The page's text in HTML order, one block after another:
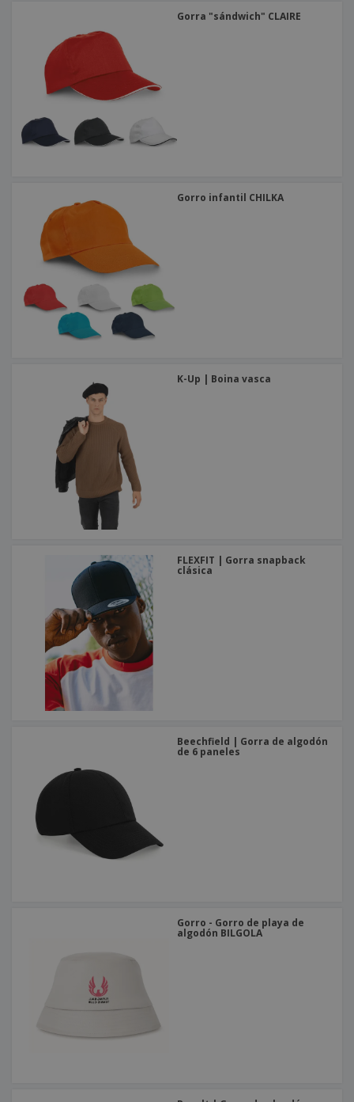
Gorra "sándwich" CLAIRE
Gorro infantil CHILKA
K-Up | Boina vasca
FLEXFIT | Gorra snapback
clásica
Beechfield | Gorra de algodón
de 6 paneles
Gorro - Gorro de playa de
algodón BILGOLA